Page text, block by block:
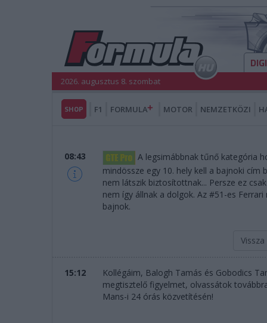
2026. augusztus 8. szombat
SHOP F1 FORMULA MOTOR NEMZETKÖZI
08:43
A legsimábbnak tűnő kategória
mindössze egy 10. hely kell a bajnoki cím
nem látszik biztosítottnak... Persze ez
nem így állnak a dolgok. Az #51-es
bajnok.
15:12
Kollégáim, Balogh Tamás és Gobodics
megtisztelő figyelmet, olvassátok
Mans-i 24 órás közvetítésén!